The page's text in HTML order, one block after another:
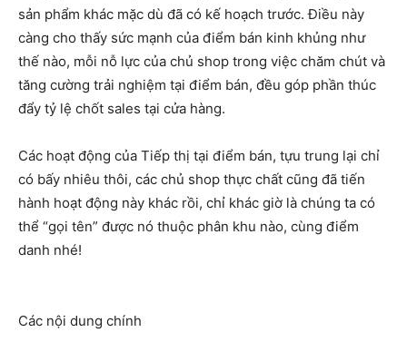
sản phẩm khác mặc dù đã có kế hoạch trước. Điều này
càng cho thấy sức mạnh của điểm bán kinh khủng như
thế nào, mỗi nỗ lực của chủ shop trong việc chăm chút và
tăng cường trải nghiệm tại điểm bán, đều góp phần thúc
đẩy tỷ lệ chốt sales tại cửa hàng.
Các hoạt động của Tiếp thị tại điểm bán, tựu trung lại chỉ
có bấy nhiêu thôi, các chủ shop thực chất cũng đã tiến
hành hoạt động này khác rồi, chỉ khác giờ là chúng ta có
thể “gọi tên” được nó thuộc phân khu nào, cùng điểm
danh nhé!
Các nội dung chính